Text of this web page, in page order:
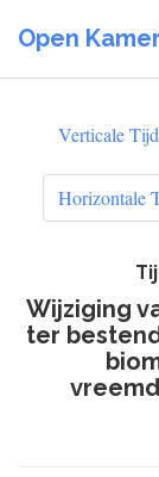
Open Kamer
Verticale
Horizontale
Wijziging
ter